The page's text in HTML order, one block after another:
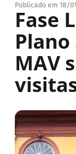
Publicado em 18/
Fase
Plano
MAV